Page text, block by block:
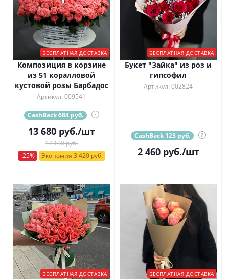
БЕСПЛАТНАЯ ДОСТАВКА
Композиция в корзине
из 51 коралловой
кустовой розы Барбадос
Артикул: 009541
CashBack 684 руб. ?
13 680руб./шт
17 100 руб.
-25%
Экономия 3 420 руб.
БЕСПЛАТНАЯ ДОСТАВКА
Букет "Зайка" из роз и
гипсофил
Артикул: 002824
CashBack 123 руб. ?
2 460руб./шт
БЕСПЛАТНАЯ ДОСТАВКА БЕСПЛАТНАЯ ДОСТАВКА